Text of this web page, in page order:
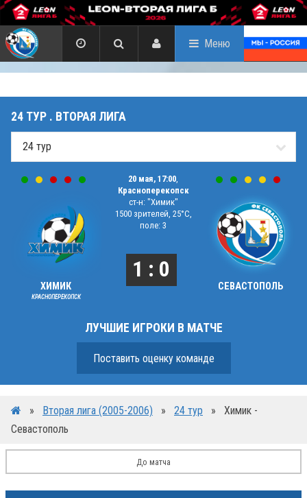
Меню
24 ТУР . ВТОРАЯ ЛИГА
ХИМИК
КРАСНОПЕРЕКОПСК
20 мая, 17:00
Красноперекопск
ст-н: "Химик"
1500 зрителей, 25°C,
поле: 3
1 : 0
СЕВАСТОПОЛЬ
ЛУЧШИЕ ИГРОКИ В МАТЧЕ
Поставить оценку команде
» Вторая лига (2005-2006) » 24 тур »
Химик -
Севастополь
До матча